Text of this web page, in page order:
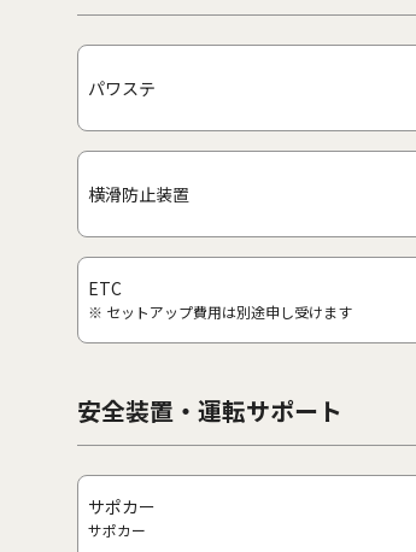
パワステ
横滑防止装置
ETC
※ セットアップ費用は別途申し受けます
安全装置・運転サポート
サポカー
サポカー